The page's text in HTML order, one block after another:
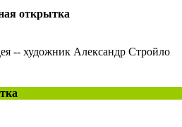
открытка
-- художник Александр Стройло